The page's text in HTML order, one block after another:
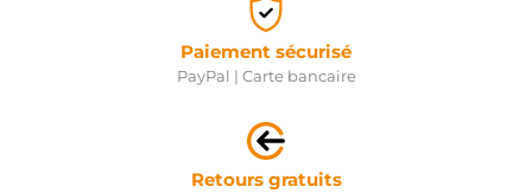
Paiement sécurisé
PayPal | Carte bancaire
Retours gratuits